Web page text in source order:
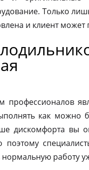
Только
и клиент может
как можно
дискомфорта вы
поэтому
нормальную работу